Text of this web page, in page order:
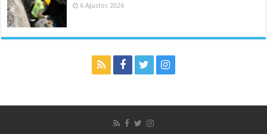
6 Ağustos 2026